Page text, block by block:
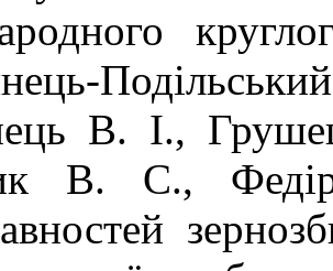
В. І.,
В. С.,